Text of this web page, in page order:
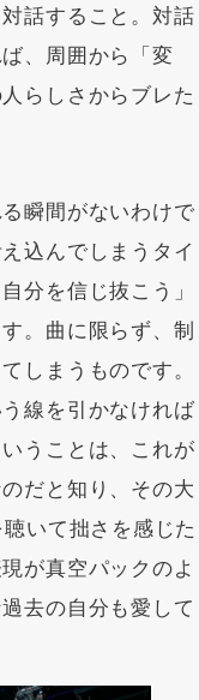
話すること。対話
、周囲から「変
らしさからブレた
瞬間がないわけで
込んでしまうタイ
分を信じ抜こう」
。曲に限らず、制
しまうものです。
線を引かなければ
うことは、これが
だと知り、その大
いて拙さを感じた
が真空パックのよ
去の自分も愛して